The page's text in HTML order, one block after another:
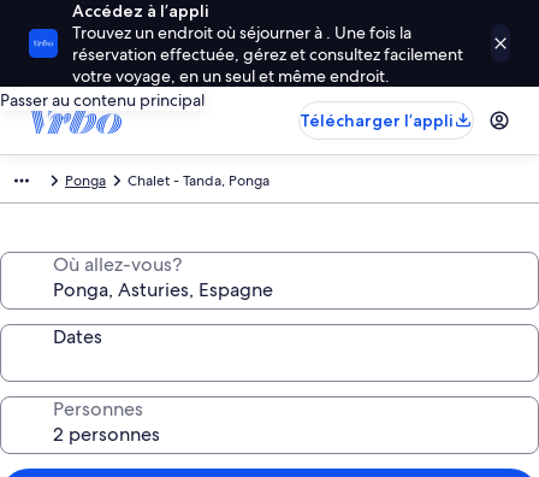
Accédez à l’appli
Trouvez un endroit où séjourner à . Une fois la
réservation effectuée, gérez et consultez facilement
votre voyage, en un seul et même endroit.
Passer au contenu principal
Télécharger l’appli
Ponga Chalet - Tanda, Ponga
Où allez-vous?
Dates
Personnes